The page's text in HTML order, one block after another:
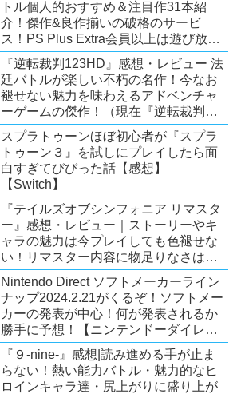
トル個人的おすすめ＆注目作31本紹
介！傑作&良作揃いの破格のサービ
ス！PS Plus Extra会員以上は遊び放
題！【2026年7月時点】【PS5/PS4】
『逆転裁判123HD』感想・レビュー 法
廷バトルが楽しい不朽の名作！今なお
褪せない魅力を味わえるアドベンチャ
ーゲームの傑作！（現在『逆転裁判
123 成歩堂セレクション』が配信中）
スプラトゥーンほぼ初心者が『スプラ
トゥーン３』を試しにプレイしたら面
白すぎてびびった話【感想】
【Switch】
『テイルズオブシンフォニア リマスタ
ー』感想・レビュー｜ストーリーやキ
ャラの魅力は今プレイしても色褪せな
い！リマスター内容に物足りなさはあ
るが、プレイする価値のあるシリーズ
の人気作【Switch/PS4/Xone】
Nintendo Direct ソフトメーカーライン
ナップ2024.2.21がくるぞ！ソフトメー
カーの発表が中心！何が発表されるか
勝手に予想！【ニンテンドーダイレク
ト予想】
『９-nine-』感想|読み進める手が止ま
らない！熱い能力バトル・魅力的なヒ
ロインキャラ達・尻上がりに盛り上が